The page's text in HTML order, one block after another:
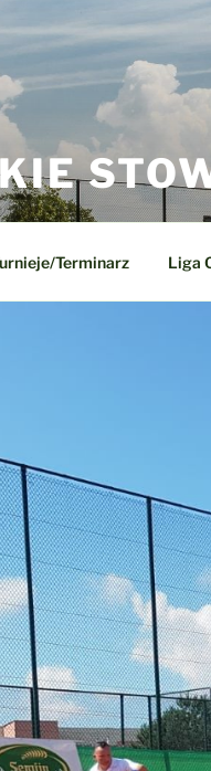
Terminarz Liga